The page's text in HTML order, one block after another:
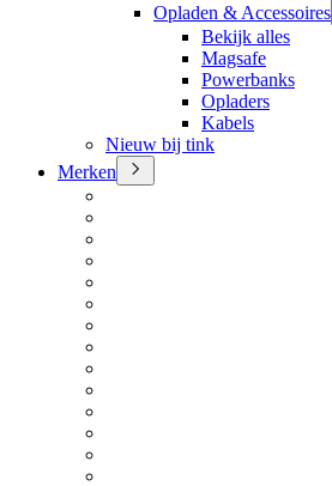
Opladen & Accessoires
Bekijk alles
Magsafe
Powerbanks
Opladers
Kabels
Nieuw bij tink
Merken